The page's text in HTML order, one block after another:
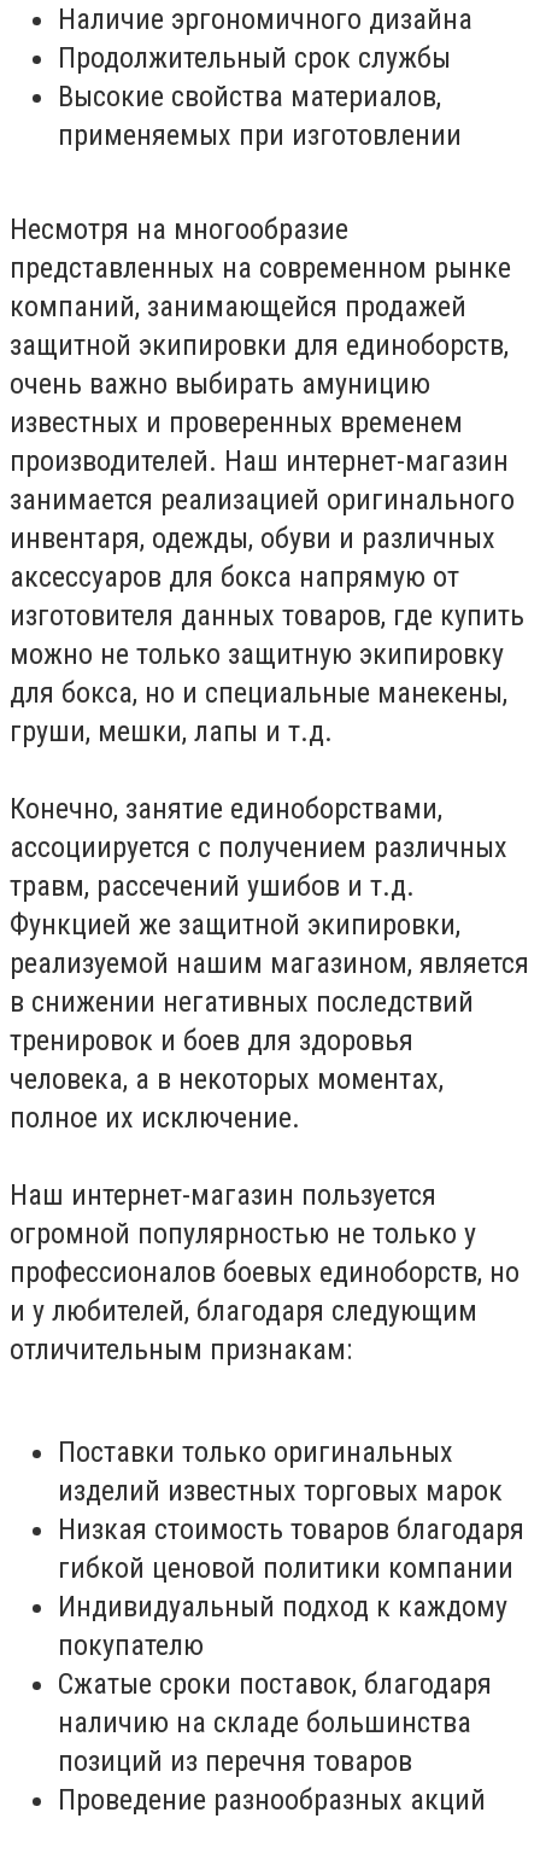
Наличие эргономичного дизайна
Продолжительный срок службы
Высокие свойства материалов,
применяемых при изготовлении
Несмотря на многообразие
представленных на современном рынке
компаний, занимающейся продажей
защитной экипировки для единоборств,
очень важно выбирать амуницию
известных и проверенных временем
производителей. Наш интернет-магазин
занимается реализацией оригинального
инвентаря, одежды, обуви и различных
аксессуаров для бокса напрямую от
изготовителя данных товаров, где купить
можно не только защитную экипировку
для бокса, но и специальные манекены,
груши, мешки, лапы и т.д.
Конечно, занятие единоборствами,
ассоциируется с получением различных
травм, рассечений ушибов и т.д.
Функцией же защитной экипировки,
реализуемой нашим магазином, является
в снижении негативных последствий
тренировок и боев для здоровья
человека, а в некоторых моментах,
полное их исключение.
Наш интернет-магазин пользуется
огромной популярностью не только у
профессионалов боевых единоборств, но
и у любителей, благодаря следующим
отличительным признакам:
Поставки только оригинальных
изделий известных торговых марок
Низкая стоимость товаров благодаря
гибкой ценовой политики компании
Индивидуальный подход к каждому
покупателю
Сжатые сроки поставок, благодаря
наличию на складе большинства
позиций из перечня товаров
Проведение разнообразных акций